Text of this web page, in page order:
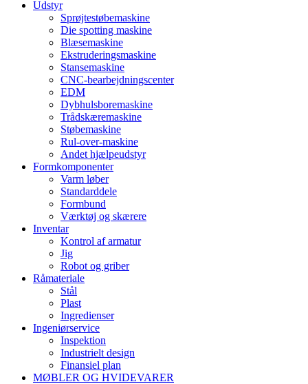
Udstyr
Sprøjtestøbemaskine
Die spotting maskine
Blæsemaskine
Ekstruderingsmaskine
Stansemaskine
CNC-bearbejdningscenter
EDM
Dybhulsboremaskine
Trådskæremaskine
Støbemaskine
Rul-over-maskine
Andet hjælpeudstyr
Formkomponenter
Varm løber
Standarddele
Formbund
Værktøj og skærere
Inventar
Kontrol af armatur
Jig
Robot og griber
Råmateriale
Stål
Plast
Ingredienser
Ingeniørservice
Inspektion
Industrielt design
Finansiel plan
MØBLER OG HVIDEVARER